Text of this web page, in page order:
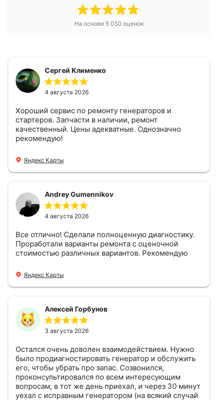
На основе 5 050 оценок
Сергей Клименко
4 августа 2026
Хороший сервис по ремонту генераторов и
стартеров. Запчасти в наличии, ремонт
качественный. Цены адекватные. Однозначно
рекомендую!
Яндекс Карты
Andrey Gumennikov
4 августа 2026
Все отлично! Сделали полноценную диагностику.
Проработали варианты ремонта с оценочной
стоимостью различных вариантов. Рекомендую
Яндекс Карты
Алексей Горбунов
3 августа 2026
Остался очень доволен взаимодействием. Нужно
было продиагностировать генератор и обслужить
его, чтобы убрать про запас. Созвонился,
проконсультировался по всем интересующим
вопросам, в тот же день приехал, и через 30 минут
уехал с исправным генератором (на всякий случай